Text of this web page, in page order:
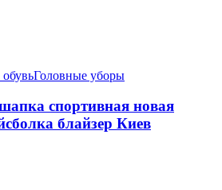
Головные уборы
спортивная новая
блайзер Киев